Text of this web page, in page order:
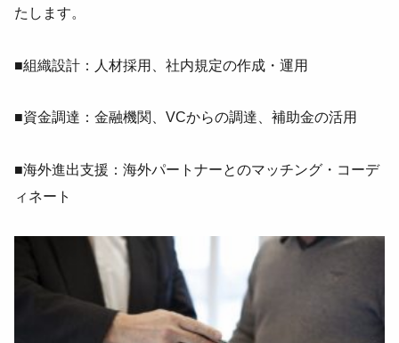
たします。
■組織設計：人材採用、社内規定の作成・運用
■資金調達：金融機関、VCからの調達、補助金の活用
■海外進出支援：海外パートナーとのマッチング・コーデ
ィネート